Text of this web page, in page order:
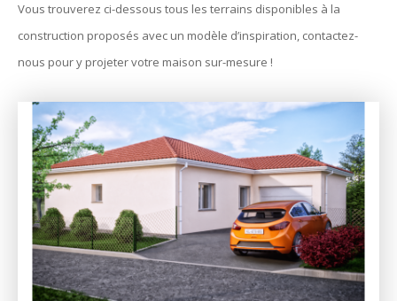
Vous trouverez ci-dessous tous les terrains disponibles à la
construction proposés avec un modèle d’inspiration, contactez-
nous pour y projeter votre maison sur-mesure !